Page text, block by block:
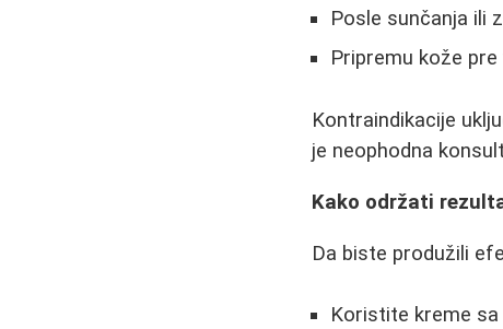
Posle sunčanja ili
Pripremu kože
Kontraindikacije
je neophodna
Kako održati
Da biste produžili
Koristite kreme